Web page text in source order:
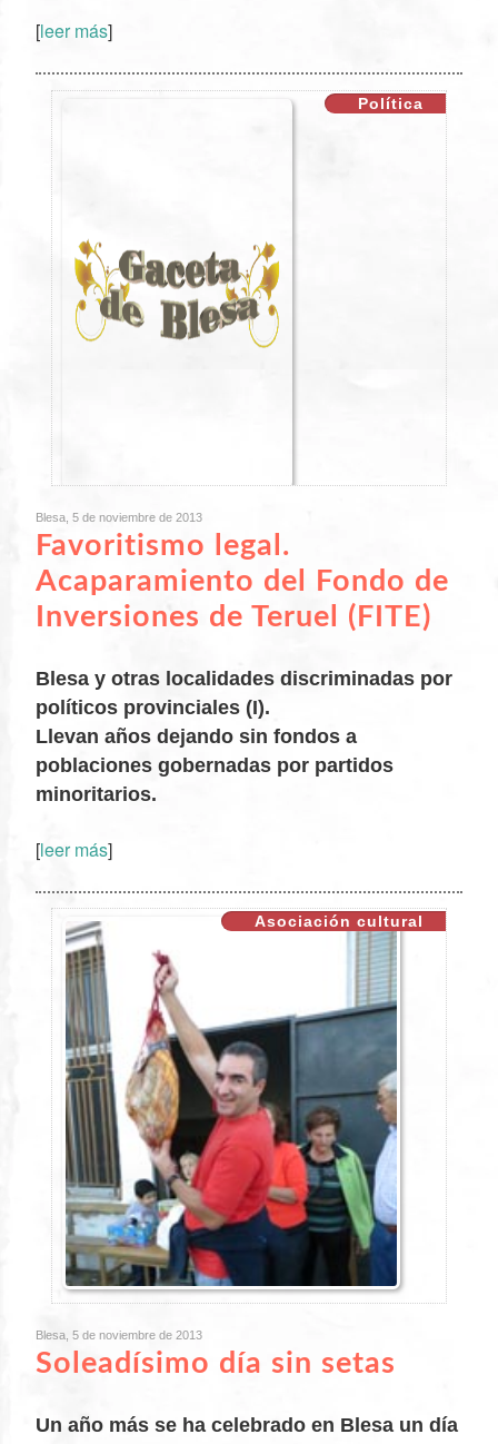
[leer más]
Política
XX
Blesa, 5 de noviembre de 2013
Favoritismo legal.
Acaparamiento del Fondo de
Inversiones de Teruel (FITE)
Blesa y otras localidades discriminadas por
políticos provinciales (I).
Llevan años dejando sin fondos a
poblaciones gobernadas por partidos
minoritarios.
[leer más]
Asociación cultural
Blesa, 5 de noviembre de 2013
Soleadísimo día sin setas
Un año más se ha celebrado en Blesa un día